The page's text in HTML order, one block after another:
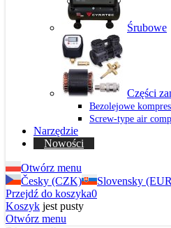
Śrubowe
Części
Bezolejowe
Screw-type air
Narzędzie
Nowości
Otwórz menu
Česky (CZK)
Slovensky
Przejdź do koszyka0
Koszyk jest pusty
Otwórz menu